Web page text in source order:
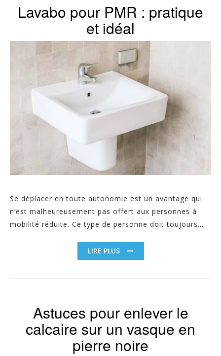
Lavabo pour PMR : pratique
et idéal
Se déplacer en toute autonomie est un avantage qui
n’est malheureusement pas offert aux personnes à
mobilité réduite. Ce type de personne doit toujours...
LIRE PLUS
Astuces pour enlever le
calcaire sur un vasque en
pierre noire